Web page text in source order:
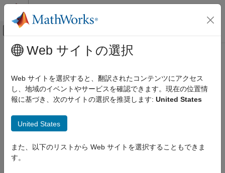
コンテンツへスキップ
オフキャンバス ナビゲーション メ
ドキュメンテーションのホーム
MATLAB Production Server
サーバー管理
MATLAB Production Server
サーバー管理
Windows、Linux、および macOS のコマンド
メインコンテンツ
mps-service
Windowsシステムでコマンド ラインからサーバー インスタンス
のWindowsサービスを作成または変更する
このページをすべて展開する
構文
mps-service [-C [path\]server_name] create [--name name]
[--description description] [--user user] [--password
Web サイトの選択
Web サイトを選択すると、翻訳されたコンテンツにアクセス
し、地域のイベントやサービスを確認できます。現在の位置情
報に基づき、次のサイトの選択を推奨します: United States
United States
また、以下のリストから Web サイトを選択することもできま
す。